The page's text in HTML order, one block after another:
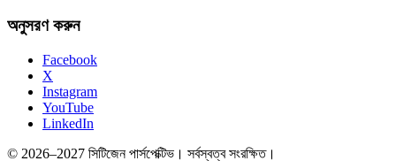
অনুসরণ করুন
Facebook
X
Instagram
YouTube
LinkedIn
© 2026–2027 সিটিজেন পার্সপেক্টিভ। সর্বস্বত্ব সংরক্ষিত।